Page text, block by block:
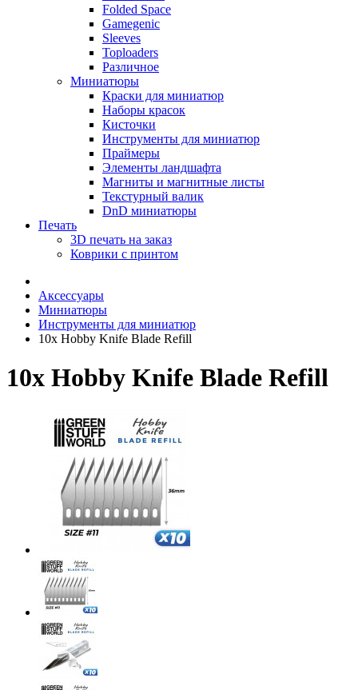
Folded Space
Gamegenic
Sleeves
Toploaders
Различное
Миниатюры
Краски для миниатюр
Наборы красок
Кисточки
Инструменты для миниатюр
Праймеры
Элементы ландшафта
Магниты и магнитные листы
Текстурный валик
DnD миниатюры
Печать
3D печать на заказ
Коврики с принтом
Аксессуары
Миниатюры
Инструменты для миниатюр
10x Hobby Knife Blade Refill
10x Hobby Knife Blade Refill